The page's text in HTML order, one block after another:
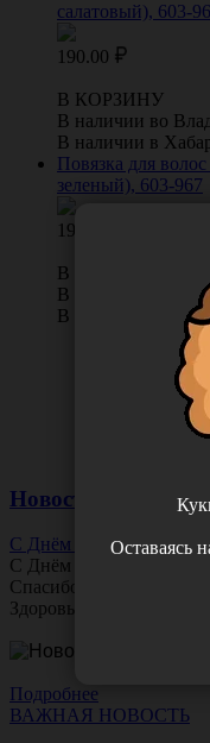
салатовый), 603-
190.00
В КОРЗИНУ
В наличии во
В наличии в
Повязка для
зеленый), 603-967
190.00
В КОРЗИНУ
В наличии во
В наличии в
Новости
С Днём Офтальмолога!
С Днём
Спасибо за ясное
Здоровья вам и новых
Подробнее
ВАЖНАЯ НОВОСТЬ
Оставаясь